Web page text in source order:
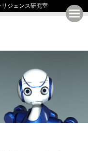
ジェンス研究室